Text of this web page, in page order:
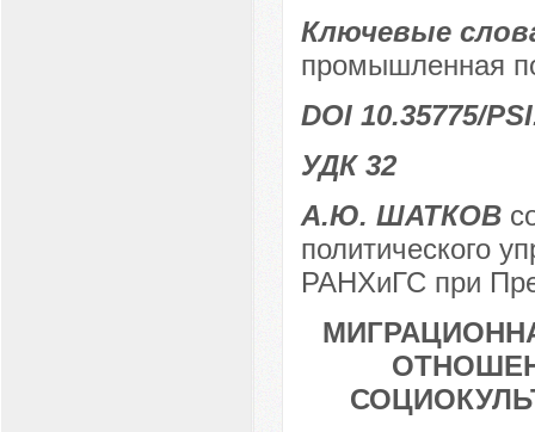
Ключевые
промышленная
DOI 10.35775/
УДК 32
А.Ю. ШАТКОВ
политического
РАНХиГС при